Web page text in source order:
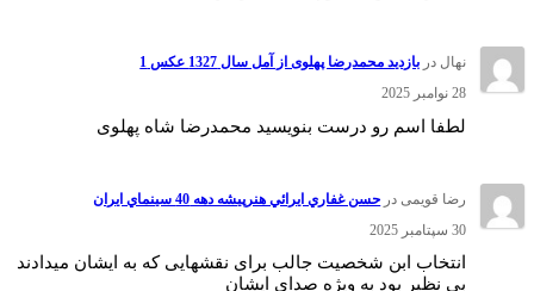
نهال در بازدید محمدرضا پهلوی از آمل سال 1327 عکس 1
28 نوامبر 2025
لطفا اسم رو درست بنویسید محمدرضا شاه پهلوی
رضا قویمیدر حسن غفاري ايرائي هنرپيشه دهه 40 سينماي ايران
30 سپتامبر 2025
انتخاب ابن شخصیت جالب برای نقشهایی که به ایشان میدادند
بی نظیر بود به ویژه صدای ایشان